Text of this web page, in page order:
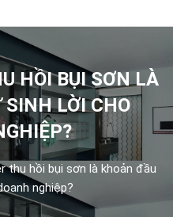
HỒI BỤI SƠN LÀ
LỜI CHO
thu hồi bụi sơn là khoản đầu
nghiệp?